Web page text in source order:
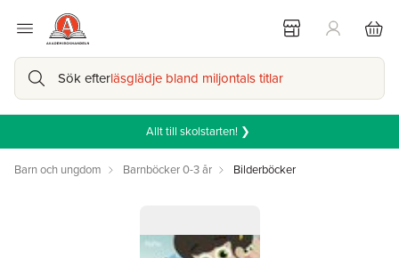
Sök efterläsglädje bland miljontals titlar
Allt till skolstarten! ❯
Barn och ungdom Barnböcker 0-3 år Bilderböcker